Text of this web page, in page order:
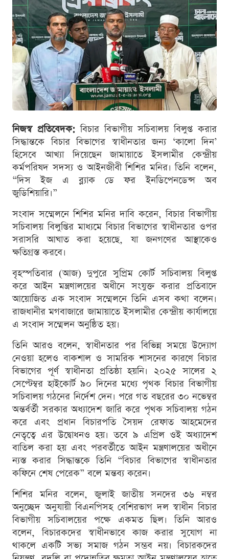
নিজস্ব প্রতিবেদক: বিচার বিভাগীয় সচিবালয় বিলুপ্ত করার
সিদ্ধান্তকে বিচার বিভাগের স্বাধীনতার জন্য ‘কালো দিন’
হিসেবে আখ্যা দিয়েছেন জামায়াতে ইসলামীর কেন্দ্রীয়
কর্মপরিষদ সদস্য ও আইনজীবী শিশির মনির। তিনি বলেন,
“দিস ইজ এ ব্ল্যাক ডে ফর ইনডিপেনডেন্স অব
জুডিশিয়ারি।”
সংবাদ সম্মেলনে শিশির মনির দাবি করেন, বিচার বিভাগীয়
সচিবালয় বিলুপ্তির মাধ্যমে বিচার বিভাগের স্বাধীনতার ওপর
সরাসরি আঘাত করা হয়েছে, যা জনগণের আস্থাকেও
ক্ষতিগ্রস্ত করবে।
বৃহস্পতিবার (আজ) দুপুরে সুপ্রিম কোর্ট সচিবালয় বিলুপ্ত
করে আইন মন্ত্রণালয়ের অধীনে সংযুক্ত করার প্রতিবাদে
আয়োজিত এক সংবাদ সম্মেলনে তিনি এসব কথা বলেন।
রাজধানীর মগবাজারে জামায়াতে ইসলামীর কেন্দ্রীয় কার্যালয়ে
এ সংবাদ সম্মেলন অনুষ্ঠিত হয়।
তিনি আরও বলেন, স্বাধীনতার পর বিভিন্ন সময়ে উদ্যোগ
নেওয়া হলেও বাকশাল ও সামরিক শাসনের কারণে বিচার
বিভাগের পূর্ণ স্বাধীনতা প্রতিষ্ঠা হয়নি। ২০২৫ সালের ২
সেপ্টেম্বর হাইকোর্ট ৯০ দিনের মধ্যে পৃথক বিচার বিভাগীয়
সচিবালয় গঠনের নির্দেশ দেন। পরে গত বছরের ৩০ নভেম্বর
অন্তর্বর্তী সরকার অধ্যাদেশ জারি করে পৃথক সচিবালয় গঠন
করে এবং প্রধান বিচারপতি সৈয়দ রেফাত আহমেদের
নেতৃত্বে এর উদ্বোধনও হয়। তবে ৯ এপ্রিল ওই অধ্যাদেশ
বাতিল করা হয় এবং পরবর্তীতে আইন মন্ত্রণালয়ের অধীনে
ন্যস্ত করার সিদ্ধান্তকে তিনি “বিচার বিভাগের স্বাধীনতার
কফিনে শেষ পেরেক” বলে মন্তব্য করেন।
শিশির মনির বলেন, জুলাই জাতীয় সনদের ৩৬ নম্বর
অনুচ্ছেদ অনুযায়ী বিএনপিসহ বেশিরভাগ দল স্বাধীন বিচার
বিভাগীয় সচিবালয়ের পক্ষে একমত ছিল। তিনি আরও
বলেন, বিচারকদের স্বাধীনভাবে কাজ করার সুযোগ না
থাকলে একটি সভ্য সমাজ গঠন সম্ভব নয়। বিচারকদের